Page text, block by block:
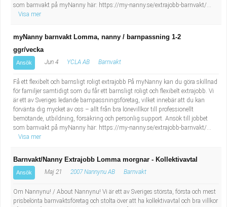
som barnvakt på myNanny här: https://my-nanny.se/extrajobb-barnvakt/...
Visa mer
myNanny barnvakt Lomma, nanny / barnpassning 1-2
ggr/vecka
Ansök Jun 4 YCLA AB Barnvakt
Få ett flexibelt och barnsligt roligt extrajobb På myNanny kan du göra skillnad
för familjer samtidigt som du får ett barnsligt roligt och flexibelt extrajobb. Vi
är ett av Sveriges ledande barnpassningsföretag, vilket innebär att du kan
förvänta dig mycket av oss – allt från bra lönevillkor till professionellt
bemötande, utbildning, försäkring och personlig support. Ansök till jobbet
som barnvakt på myNanny här: https://my-nanny.se/extrajobb-barnvakt/...
Visa mer
Barnvakt/Nanny Extrajobb Lomma morgnar - Kollektivavtal
Ansök Maj 21 2007 Nannynu AB Barnvakt
Om Nannynu! / About Nannynu! Vi är ett av Sveriges största, första och mest
prisbelönta barnvaktsföretag och stolta över att ha kollektivavtal och bra villkor